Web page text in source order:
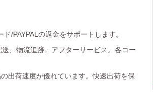
/PAYPALの返金をサポートします。
、物流追跡、アフターサービス。各コー
出荷速度が優れています。快速出荷を保